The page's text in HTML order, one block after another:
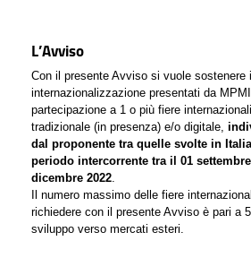
L’Avviso
Con il presente Avviso si vuole sostenere
internazionalizzazione presentati da
partecipazione a 1 o più fiere
tradizionale (in presenza) e/o digitale,
dal proponente tra quelle svolte in
periodo intercorrente tra il 01
dicembre 2022
Il numero massimo delle fiere
richiedere con il presente Avviso è pari a
sviluppo verso mercati esteri.